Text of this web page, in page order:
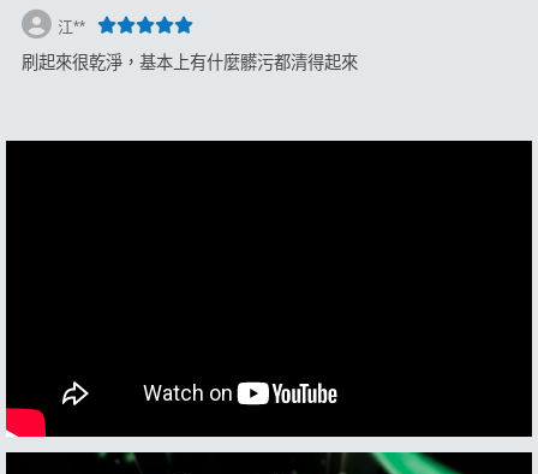
江**
刷起來很乾淨，基本上有什麼髒污都清得起來